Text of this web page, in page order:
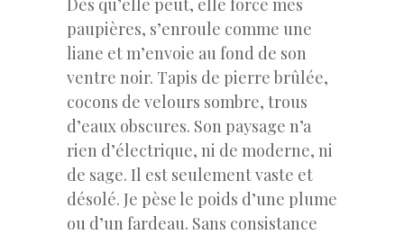
Dès qu’elle peut, elle force mes
paupières, s’enroule comme une
liane et m’envoie au fond de son
ventre noir. Tapis de pierre brûlée,
cocons de velours sombre, trous
d’eaux obscures. Son paysage n’a
rien d’électrique, ni de moderne, ni
de sage. Il est seulement vaste et
désolé. Je pèse le poids d’une plume
ou d’un fardeau. Sans consistance